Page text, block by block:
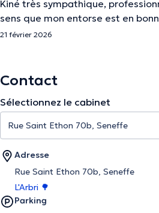
Kiné très sympathique,
sens que mon entorse est en
21 février 2026
Contact
Sélectionnez le cabinet
Adresse
Rue Saint Ethon 70b, Seneffe
L'Arbri 🌳
Parking